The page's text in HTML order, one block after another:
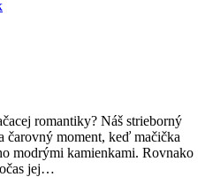
romantiky? Náš strieborný
čarovný moment, keď mačička
modrými kamienkami. Rovnako
jej…